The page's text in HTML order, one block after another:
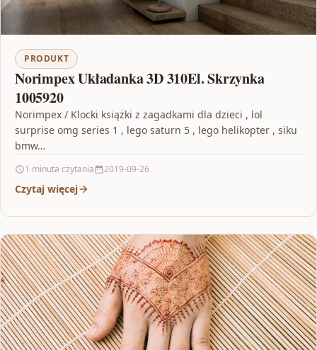
PRODUKT
Norimpex Układanka 3D 310El. Skrzynka
1005920
Norimpex / Klocki książki z zagadkami dla dzieci , lol
surprise omg series 1 , lego saturn 5 , lego helikopter , siku
bmw…
1 minuta czytania 2019-09-26
Czytaj więcej